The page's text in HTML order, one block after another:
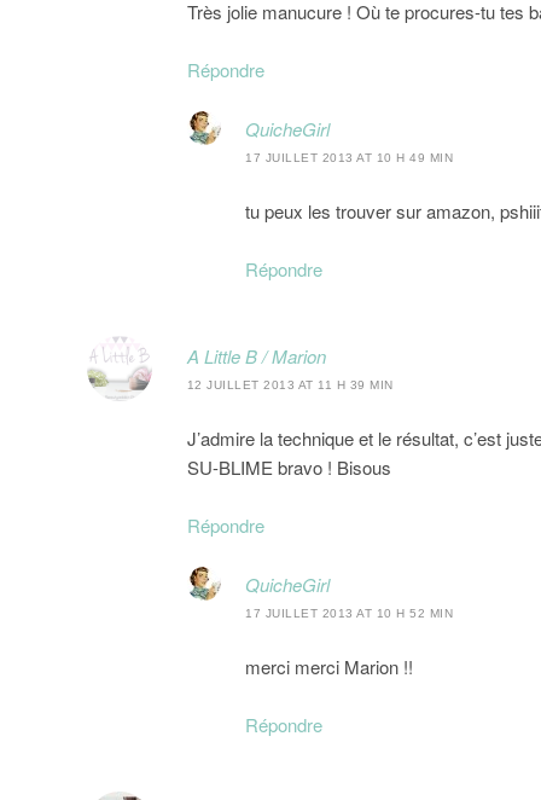
Très jolie manucure ! Où te procures-tu tes
Répondre
QuicheGirl
17 JUILLET 2013 AT 10 H 49 MIN
tu peux les trouver sur amazon,
Répondre
A Little B / Marion
12 JUILLET 2013 AT 11 H 39 MIN
J’admire la technique et le résultat, c’est
SU-BLIME bravo ! Bisous
Répondre
QuicheGirl
17 JUILLET 2013 AT 10 H 52 MIN
merci merci Marion !!
Répondre